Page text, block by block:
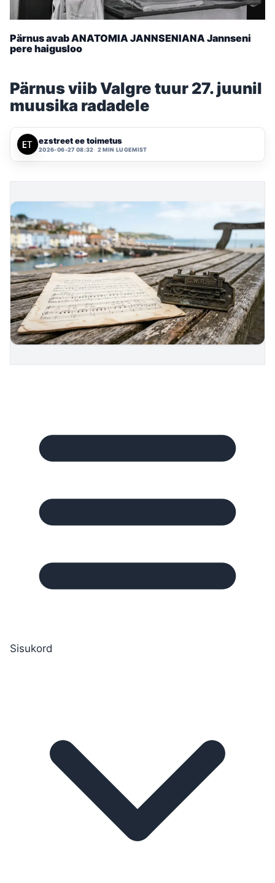
Pärnus avab ANATOMIA JANNSENIANA Jannseni
pere haigusloo
Pärnus viib Valgre tuur 27. juunil
muusika radadele
ezstreet ee toimetus
2026-06-27 08:32 2 MIN LUGEMIST
Sisukord